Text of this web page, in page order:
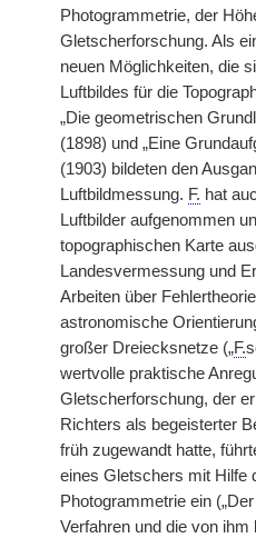
Photogrammetrie, der
Gletscherforschung. Als
neuen Möglichkeiten, die
Luftbildes für die
„Die geometrischen
(1898) und „Eine
(1903) bildeten den
Luftbildmessung. F. hat
Luftbilder aufgenommen
topographischen Karte
Landesvermessung und
Arbeiten über
astronomische
großer Dreiecksnetze („F.
wertvolle praktische
Gletscherforschung, der
Richters als begeisterter
früh zugewandt hatte,
eines Gletschers mit Hilfe
Photogrammetrie ein
Verfahren und die von